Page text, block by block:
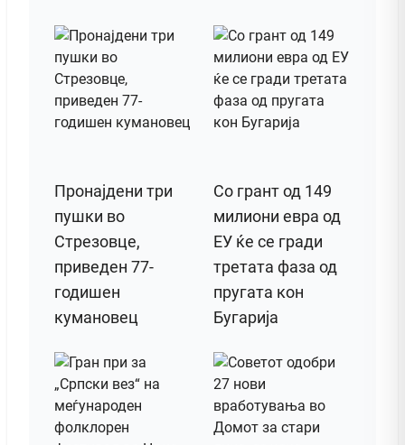
Пронајдени три
пушки во
Стрезовце,
приведен 77-
годишен
кумановец
Со грант од 149
милиони евра од
ЕУ ќе се гради
третата фаза од
пругата кон
Бугарија